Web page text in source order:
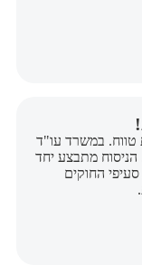
במשרד עו"ד
הניסוח מתבצע יחד
החוקים